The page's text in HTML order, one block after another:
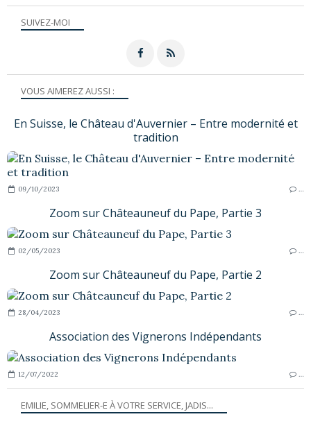
SUIVEZ-MOI
VOUS AIMEREZ AUSSI :
En Suisse, le Château d'Auvernier – Entre modernité et
tradition
09/10/2023 …
Zoom sur Châteauneuf du Pape, Partie 3
02/05/2023 …
Zoom sur Châteauneuf du Pape, Partie 2
28/04/2023 …
Association des Vignerons Indépendants
12/07/2022 …
EMILIE, SOMMELIER-E À VOTRE SERVICE, JADIS...